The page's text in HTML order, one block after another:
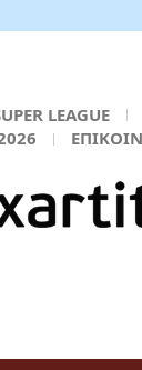
LEAGUE